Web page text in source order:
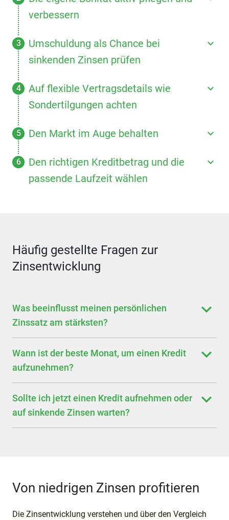
verbessern
Umschuldung als Chance bei
sinkenden Zinsen prüfen
Auf flexible Vertragsdetails wie
Sondertilgungen achten
Den Markt im Auge behalten
Den richtigen Kreditbetrag und die
passende Laufzeit wählen
Häufig gestellte Fragen zur
Zinsentwicklung
Was beeinflusst meinen persönlichen
Zinssatz am stärksten?
Wann ist der beste Monat, um einen Kredit
aufzunehmen?
Sollte ich jetzt einen Kredit aufnehmen oder
auf sinkende Zinsen warten?
Von niedrigen Zinsen profitieren
Die Zinsentwicklung verstehen und über den Vergleich